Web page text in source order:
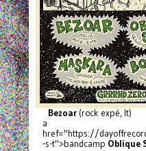
Bezoar(rock expé, It)
a
href="https://
-s-t">bandcamp Oblique